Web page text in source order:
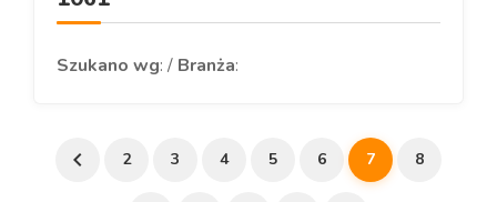
Szukano wg: / Branża:
2 3 4 5 6 7 8